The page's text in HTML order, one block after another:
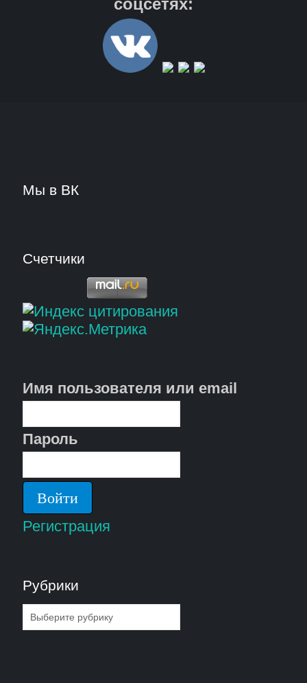
соцсетях:
Мы в ВК
Счетчики
Имя пользователя или email
Пароль
Регистрация
Рубрики
Рубрики